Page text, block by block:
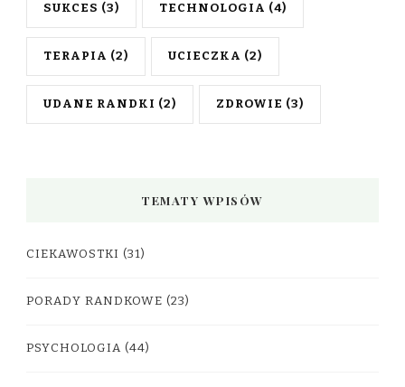
SUKCES (3) TECHNOLOGIA (4)
TERAPIA (2) UCIECZKA (2)
UDANE RANDKI (2) ZDROWIE (3)
TEMATY WPISÓW
CIEKAWOSTKI (31)
PORADY RANDKOWE (23)
PSYCHOLOGIA (44)